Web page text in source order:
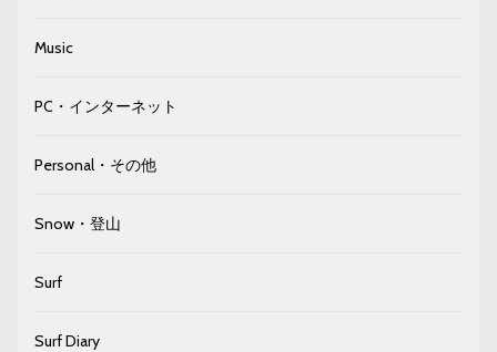
Music
PC・インターネット
Personal・その他
Snow・登山
Surf
Surf Diary